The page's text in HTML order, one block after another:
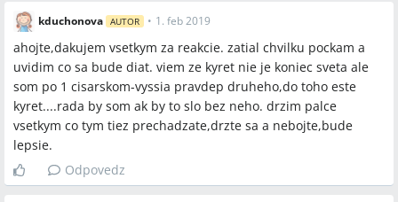
kduchonova AUTOR • 1. feb 2019
ahojte,dakujem vsetkym za reakcie. zatial chvilku pockam a
uvidim co sa bude diat. viem ze kyret nie je koniec sveta ale
som po 1 cisarskom-vyssia pravdep druheho,do toho este
kyret....rada by som ak by to slo bez neho. drzim palce
vsetkym co tym tiez prechadzate,drzte sa a nebojte,bude
lepsie.
Odpovedz